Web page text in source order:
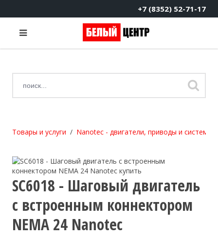
+7 (8352) 52-71-17
Товары и услуги Nanotec - двигатели, приводы и системы
SC6018 - Шаговый двигатель
с встроенным коннектором
NEMA 24 Nanotec